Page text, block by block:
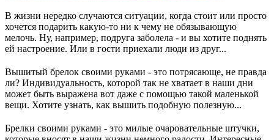
В жизни нередко случаются ситуации, когда стоит или просто
хочется подарить какую-то ни к чему не обязывающую
мелочь. Ну, например, подруга заболела - и вы хотите поднять
ей настроение. Или в гости приехали люди из друг...
Вышитый брелок своими руками - это потрясающе, не правда
ли? Индивидуальность, которой так не хватает в наши дни
может быть выражена вот даже с помощью такой маленькой
вещи. Хотите узнать, как вышить подобную полезную...
Брелки своими руками - это милые очаровательные штучки,